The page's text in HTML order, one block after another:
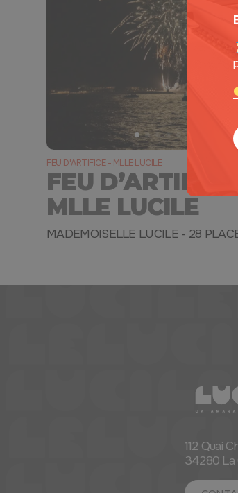
FEU D'ARTIFICE - MLLE LUCILE
FEU D’ARTIFICE –
MLLE LUCILE
MADEMOISELLE LUCILE - 28
112 Quai
34280 La